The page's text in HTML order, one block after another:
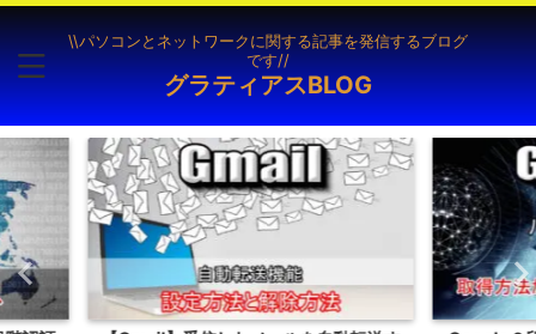
\\パソコンとネットワークに関する記事を発信するブログ
です//
グラティアスBLOG